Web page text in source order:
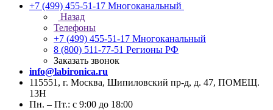
+7 (499) 455-51-17 Многоканальный
Назад
Телефоны
+7 (499) 455-51-17 Многоканальный
8 (800) 511-77-51 Регионы РФ
Заказать звонок
info@labironica.ru
115551, г. Москва, Шипиловский пр-д, д. 47, ПОМЕЩ.
13Н
Пн. – Пт.: с 9:00 до 18:00